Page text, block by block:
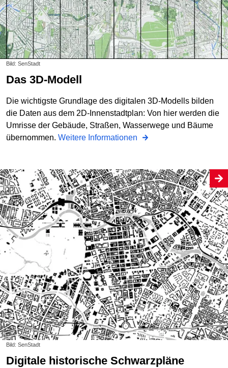
Bild: SenStadt
Das 3D-Modell
Die wichtigste Grundlage des digitalen 3D-Modells bilden
die Daten aus dem 2D-Innenstadtplan: Von hier werden die
Umrisse der Gebäude, Straßen, Wasserwege und Bäume
übernommen. Weitere Informationen
Bild: SenStadt
Digitale historische Schwarzpläne